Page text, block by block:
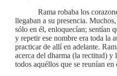
Rama robaba los
llegaban a su presencia.
sólo en él, enloquecían; sentían
y repetir ese nombre era toda la
practicar de allí en adelante.
acerca del dharma (la rectitud) y
todos aquéllos que se reunían en